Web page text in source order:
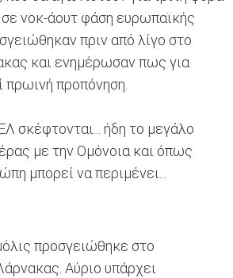
σε νοκ-άουτ φάση ευρωπαϊκής
πριν από λίγο στο
και ενημέρωσαν πως για
πρωινή προπόνηση.
σκέφτονται... ήδη το μεγάλο
με την Ομόνοια και όπως
μπορεί να περιμένει...
προσγειώθηκε στο
Αύριο υπάρχει